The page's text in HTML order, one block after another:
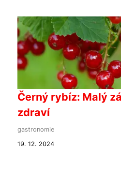
Černý rybíz: Malý
zdraví
gastronomie
19. 12. 2024